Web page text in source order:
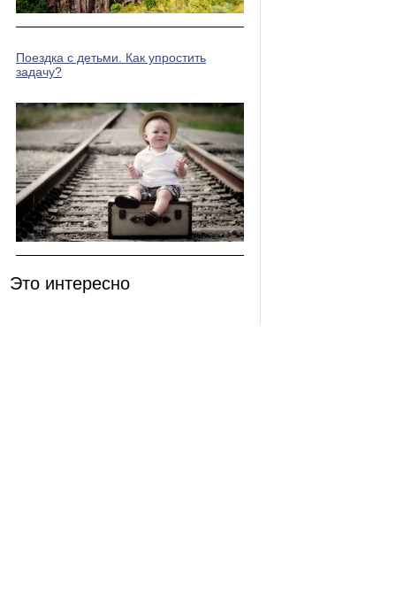
Поездка с детьми. Как упростить
задачу?
Это интересно